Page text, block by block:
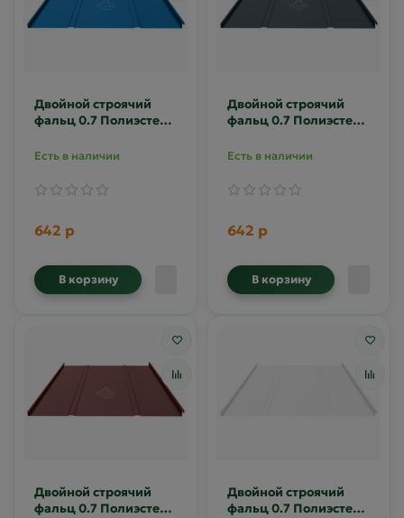
Двойной строячий
фальц 0.7 Полиэстер
Есть в наличии
642 р
В корзину
Двойной строячий
фальц 0.7 Полиэстер
Есть в наличии
642 р
В корзину
Двойной строячий
фальц 0.7 Полиэстер
Двойной строячий
фальц 0.7 Полиэстер